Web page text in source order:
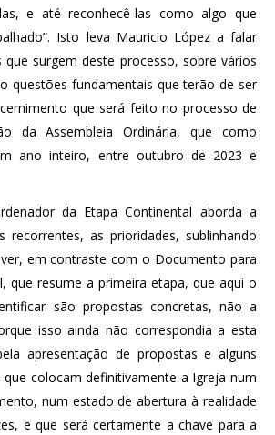
e até reconhecê-las como algo que
Isto leva Mauricio López a falar
que surgem deste processo, sobre vários
questões fundamentais que terão de ser
que será feito no processo de
da Assembleia Ordinária, que como
ano inteiro, entre outubro de 2023 e
da Etapa Continental aborda a
recorrentes, as prioridades, sublinhando
em contraste com o Documento para
que resume a primeira etapa, que aqui o
são propostas concretas, não a
isso ainda não correspondia a esta
apresentação de propostas e alguns
que colocam definitivamente a Igreja num
num estado de abertura à realidade
e que será certamente a chave para a